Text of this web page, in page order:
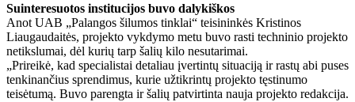
Suinteresuotos institucijos buvo dalykiškos
Anot UAB „Palangos šilumos tinklai“ teisininkės Kristinos
Liaugaudaitės, projekto vykdymo metu buvo rasti techninio projekto
netikslumai, dėl kurių tarp šalių kilo nesutarimai.
„Prireikė, kad specialistai detaliau įvertintų situaciją ir rastų abi puses
tenkinančius sprendimus, kurie užtikrintų projekto tęstinumo
teisėtumą. Buvo parengta ir šalių patvirtinta nauja projekto redakcija.